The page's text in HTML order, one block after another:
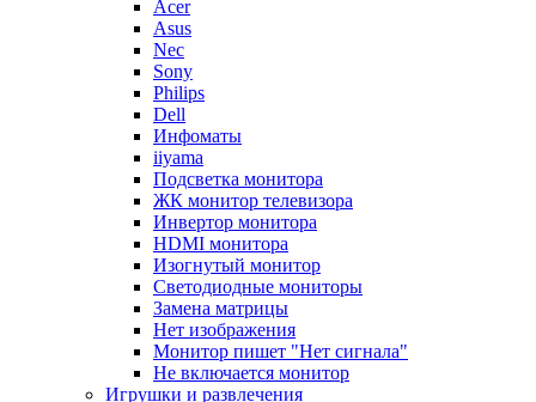
Acer
Asus
Nec
Sony
Philips
Dell
Инфоматы
iiyama
Подсветка монитора
ЖК монитор телевизора
Инвертор монитора
HDMI монитора
Изогнутый монитор
Светодиодные мониторы
Замена матрицы
Нет изображения
Монитор пишет "Нет сигнала"
Не включается монитор
Игрушки и развлечения